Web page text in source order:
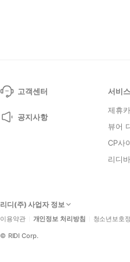
고객센터
공지사항
서비스
제휴
뷰어
CP사
리디
리디(주) 사업자 정보
이용약관 개인정보 처리방침 청소년보호
© RIDI Corp.